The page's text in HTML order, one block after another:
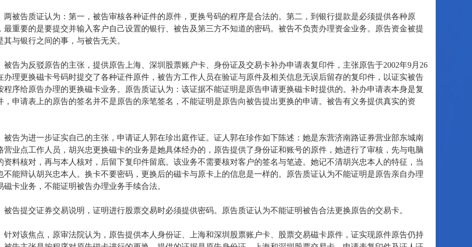
告质证认为：第一，被告审核各种证件的原件，更换号码的程序是合法的。第二，到银行提款是必须提供各种原
最重要的是要提交并输入客户自己设置的银行、被告及第三方不知道的密码。被告不负责办理资金业务。原告资金被提
其与银行之间的事，与被告无关。
为反驳原告的主张，提供原告上海、深圳股票账户卡、身份证及交易卡补办申请表复印件，主张原告于2002年9月26
办理更换磁卡号码时提交了各种证件原件，被告方工作人员在验证与原件及相关信息无误后留存的复印件，以证实被告
程序给原告办理的更换磁卡业务。原告质证认为：该证据不能证明是原告申请更换磁卡时提供的。补办申请表本身是复
，申请表上的原告的签名并不是原告的亲笔签名，不能证明是原告向被告提出更换的申请。被告有义务提供真实的资
为进一步证实自己的主张，申请证人郭在珍出庭作证。证人郭在珍作如下陈述：她是东营济南路证券营业部东城南
营业点工作人员，胡兴忠更换磁卡的业务是她具体经办的，原告提供了身份证和账号的原件，她进行了审核，先与电脑
资料核对，再与本人核对，后留下复印件留底。该业务不需要核对客户的签名与笔迹。她记不清胡兴忠本人的特征，当
不能辩认胡兴忠本人。换卡不要密码，更换后的磁卡与原卡上的信息是一样的。原告质证认为不能证明是原告亲自办理
磁卡业务，不能证明被告办理业务手续合法。
提交证券交易说明，证明进行股票交易时必须提供密码。原告质证认为不能证明被告合法更换原告的交易卡。
该焦点，原审法院认为，原告提供本人身份证、上海和深圳股票账户卡、股票交易磁卡原件，证实现原件原告仍持